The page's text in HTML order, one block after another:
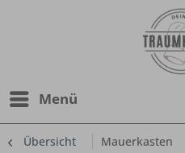
Menü
Übersicht Mauerkasten